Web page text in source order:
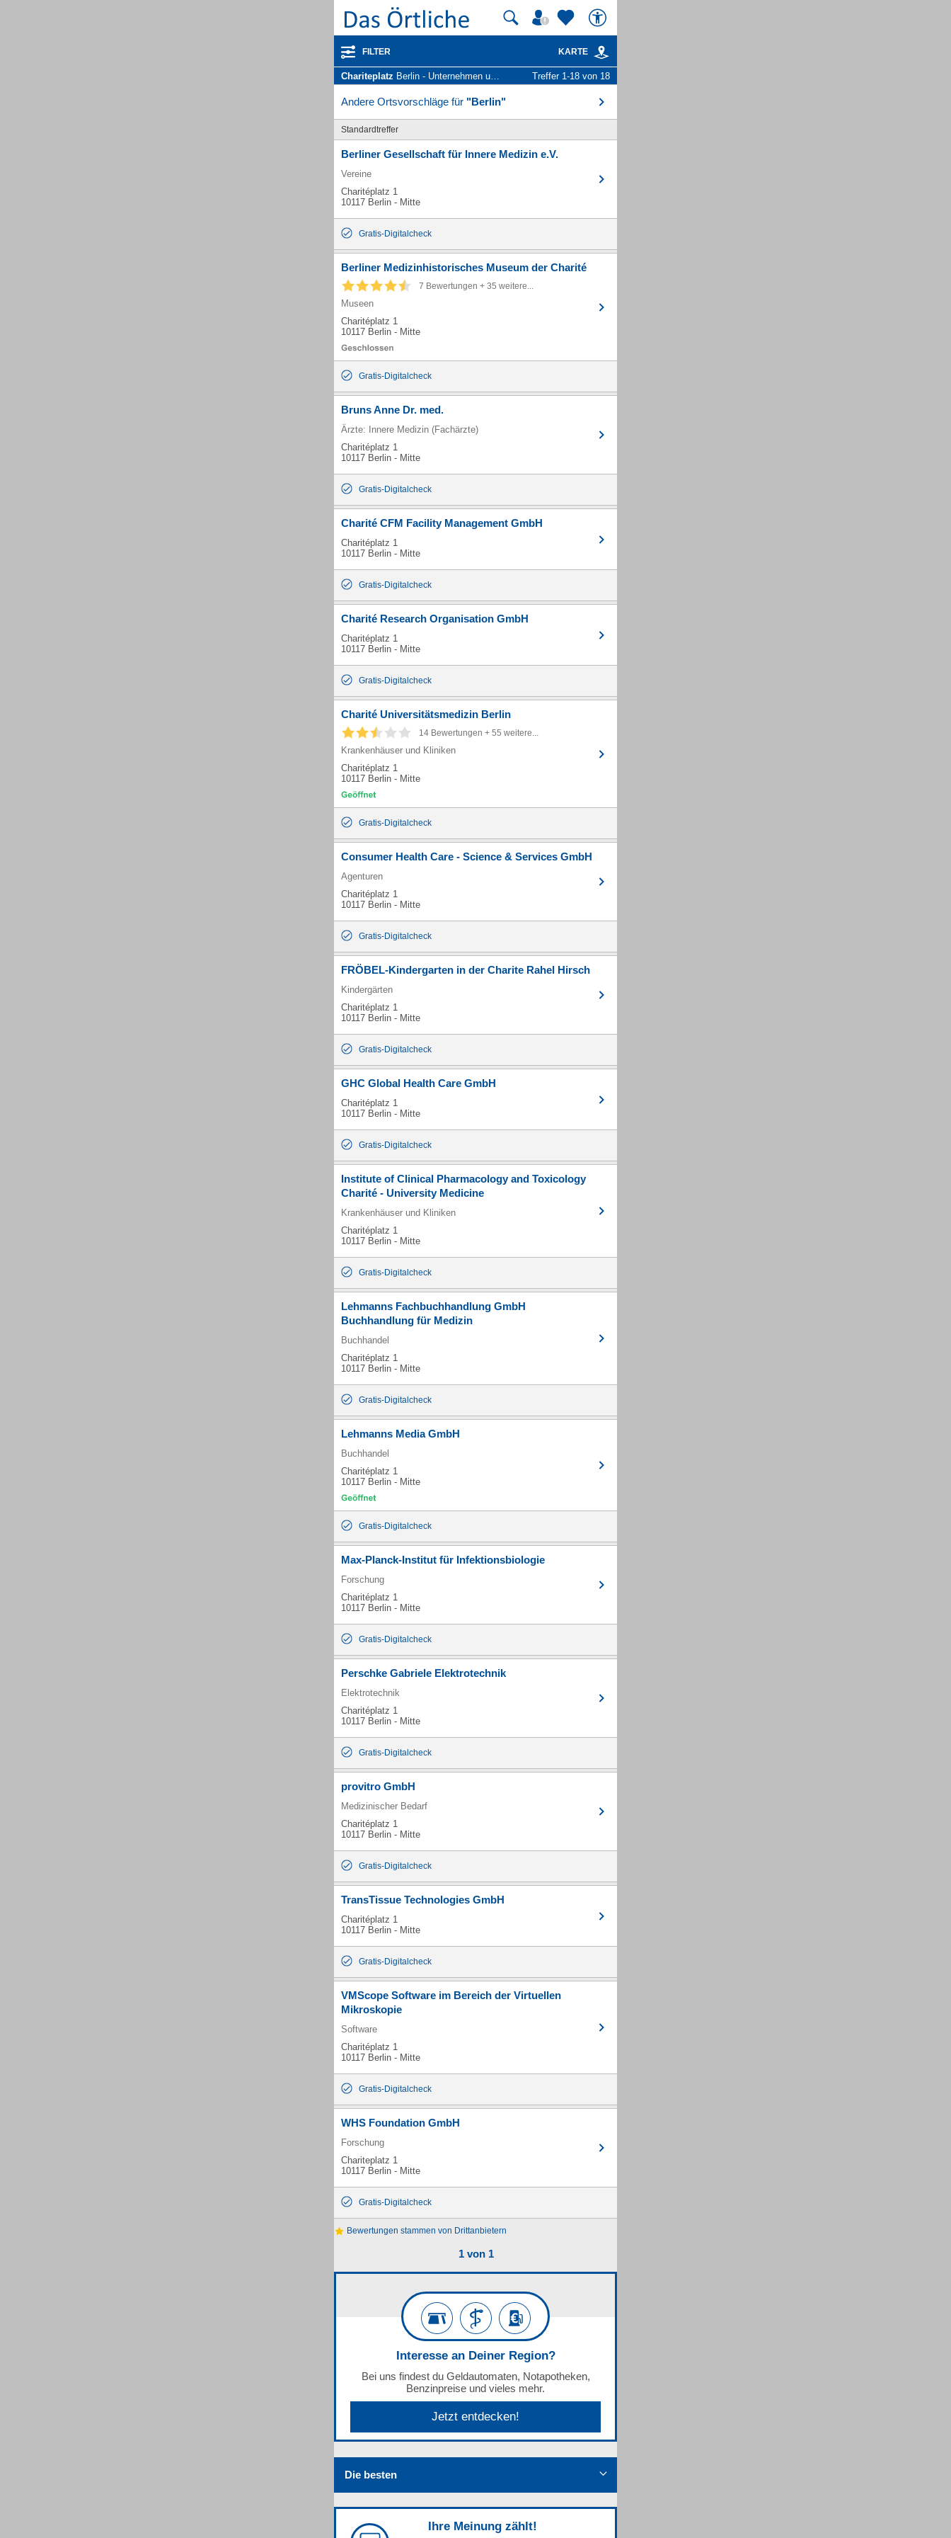
FILTER KARTE
Chariteplatz Berlin - Unternehmen und Personen Treffer 1-18 von 18
Andere Ortsvorschläge für "Berlin"
Standardtreffer
Berliner Gesellschaft für Innere Medizin e.V.
Vereine
Charitéplatz 1
10117 Berlin - Mitte
Gratis-Digitalcheck
Berliner Medizinhistorisches Museum der Charité
7 Bewertungen + 35 weitere...
Museen
Charitéplatz 1
10117 Berlin - Mitte
Gratis-Digitalcheck
Bruns Anne Dr. med.
Ärzte: Innere Medizin (Fachärzte)
Charitéplatz 1
10117 Berlin - Mitte
Gratis-Digitalcheck
Charité CFM Facility Management GmbH
Charitéplatz 1
10117 Berlin - Mitte
Gratis-Digitalcheck
Charité Research Organisation GmbH
Charitéplatz 1
10117 Berlin - Mitte
Gratis-Digitalcheck
Charité Universitätsmedizin Berlin
14 Bewertungen + 55 weitere...
Krankenhäuser und Kliniken
Charitéplatz 1
10117 Berlin - Mitte
Gratis-Digitalcheck
Consumer Health Care - Science & Services GmbH
Agenturen
Charitéplatz 1
10117 Berlin - Mitte
Gratis-Digitalcheck
FRÖBEL-Kindergarten in der Charite Rahel Hirsch
Kindergärten
Charitéplatz 1
10117 Berlin - Mitte
Gratis-Digitalcheck
GHC Global Health Care GmbH
Charitéplatz 1
10117 Berlin - Mitte
Gratis-Digitalcheck
Institute of Clinical Pharmacology and Toxicology
Charité - University Medicine
Krankenhäuser und Kliniken
Charitéplatz 1
10117 Berlin - Mitte
Gratis-Digitalcheck
Lehmanns Fachbuchhandlung GmbH
Buchhandlung für Medizin
Buchhandel
Charitéplatz 1
10117 Berlin - Mitte
Gratis-Digitalcheck
Lehmanns Media GmbH
Buchhandel
Charitéplatz 1
10117 Berlin - Mitte
Gratis-Digitalcheck
Max-Planck-Institut für Infektionsbiologie
Forschung
Charitéplatz 1
10117 Berlin - Mitte
Gratis-Digitalcheck
Perschke Gabriele Elektrotechnik
Elektrotechnik
Charitéplatz 1
10117 Berlin - Mitte
Gratis-Digitalcheck
provitro GmbH
Medizinischer Bedarf
Charitéplatz 1
10117 Berlin - Mitte
Gratis-Digitalcheck
TransTissue Technologies GmbH
Charitéplatz 1
10117 Berlin - Mitte
Gratis-Digitalcheck
VMScope Software im Bereich der Virtuellen
Mikroskopie
Software
Charitéplatz 1
10117 Berlin - Mitte
Gratis-Digitalcheck
WHS Foundation GmbH
Forschung
Chariteplatz 1
10117 Berlin - Mitte
Gratis-Digitalcheck
Bewertungen stammen von Drittanbietern
1 von 1
Interesse an Deiner Region?
Bei uns findest du Geldautomaten, Notapotheken,
Benzinpreise und vieles mehr.
Jetzt entdecken!
Die besten
Ihre Meinung zählt!